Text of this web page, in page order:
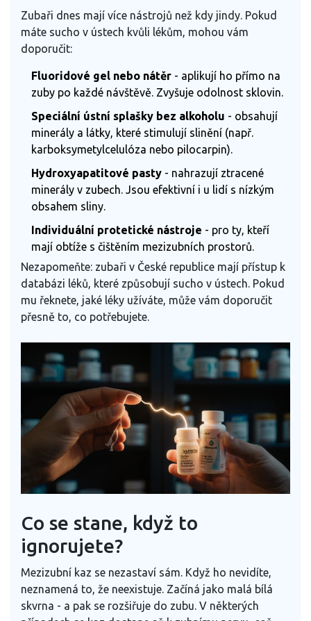
Zubaři dnes mají více nástrojů než kdy jindy. Pokud
máte sucho v ústech kvůli lékům, mohou vám
doporučit:
Fluoridové gel nebo nátěr - aplikují ho přímo na
zuby po každé návštěvě. Zvyšuje odolnost sklovin.
Speciální ústní splašky bez alkoholu - obsahují
minerály a látky, které stimulují slinění (např.
karboksymetylcelulóza nebo pilocarpin).
Hydroxyapatitové pasty - nahrazují ztracené
minerály v zubech. Jsou efektivní i u lidí s nízkým
obsahem sliny.
Individuální protetické nástroje - pro ty, kteří
mají obtíže s čištěním mezizubních prostorů.
Nezapomeňte: zubaři v České republice mají přístup k
databázi léků, které způsobují sucho v ústech. Pokud
mu řeknete, jaké léky užíváte, může vám doporučit
přesně to, co potřebujete.
Co se stane, když to
ignorujete?
Mezizubní kaz se nezastaví sám. Když ho nevidíte,
neznamená to, že neexistuje. Začíná jako malá bílá
skvrna - a pak se rozšiřuje do zubu. V některých